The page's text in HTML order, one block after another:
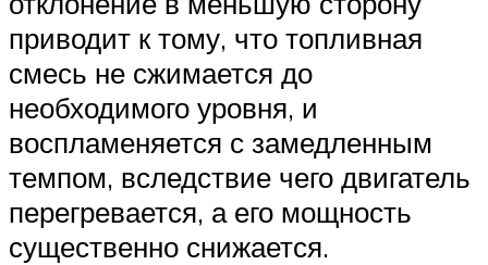
приводит к тому, что топливная
смесь не сжимается до
необходимого уровня, и
воспламеняется с замедленным
темпом, вследствие чего двигатель
перегревается, а его мощность
существенно снижается.